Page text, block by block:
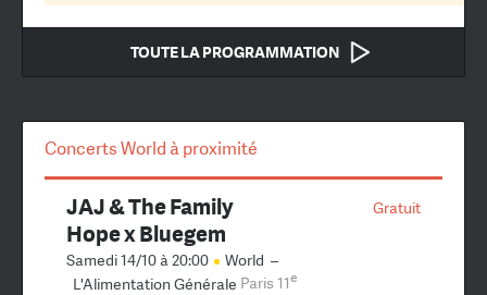
TOUTE LA PROGRAMMATION
Concerts World à proximité
Gratuit
JAJ & The Family
Hope x Bluegem
Samedi 14/10 à 20:00 World –
L'Alimentation Générale Paris 11e